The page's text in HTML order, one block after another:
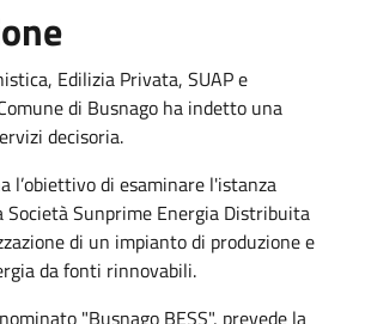
Edilizia Privata, SUAP e
di Busnago ha indetto una
decisoria.
l’obiettivo di esaminare l'istanza
Società Sunprime Energia Distribuita
di un impianto di produzione e
da fonti rinnovabili.
"Busnago BESS", prevede la